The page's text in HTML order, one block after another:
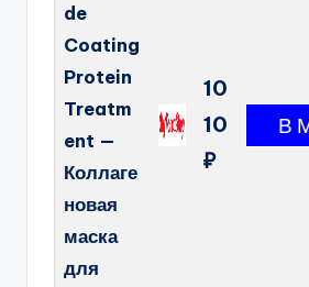
de
Coating
Protein
Treatm
ent —
Коллаге
новая
маска
для
10
10
₽